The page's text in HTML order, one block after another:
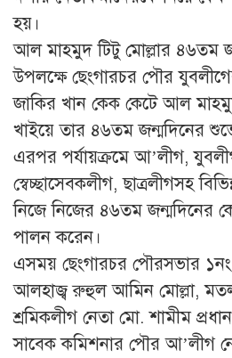
হয়।
আল মাহমুদ টিটু মোল্লার ৪৬তম
উপলক্ষে ছেংগারচর পৌর
জাকির খান কেক কেটে আল
খাইয়ে তার ৪৬তম জন্মদিনের
এরপর পর্যায়ক্রমে আ’লীগ,
স্বেচ্ছাসেবকলীগ, ছাত্রলীগসহ
নিজে নিজের ৪৬তম জন্মদিনের
পালন করেন।
এসময় ছেংগারচর পৌরসভার ১নং
আলহাজ্ব রুহুল আমিন মোল্লা,
শ্রমিকলীগ নেতা মো. শামীম
সাবেক কমিশনার পৌর আ’লীগ